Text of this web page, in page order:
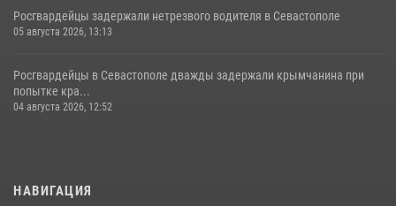
Росгвардейцы задержали нетрезвого водителя в Севастополе
05 августа 2026, 13:13
Росгвардейцы в Севастополе дважды задержали крымчанина при
попытке кра...
04 августа 2026, 12:52
НАВИГАЦИЯ